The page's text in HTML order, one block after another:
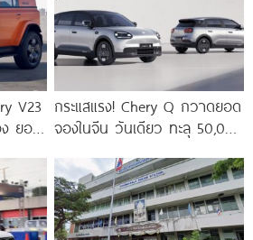
V23
ยอด
กระแสแรง! Chery Q กวาดยอด
จองในจีน วันเดียว ทะลุ 50,000